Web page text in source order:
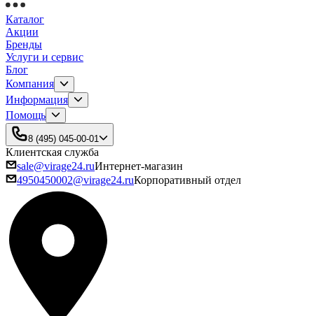
Каталог
Акции
Бренды
Услуги и сервис
Блог
Компания
Информация
Помощь
8 (495) 045-00-01
Клиентская служба
sale@virage24.ruИнтернет-магазин
4950450002@virage24.ruКорпоративный отдел